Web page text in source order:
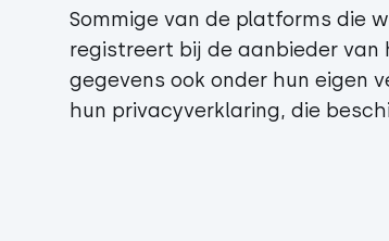
Sommige van de platforms die
registreert bij de aanbieder
gegevens ook onder hun eigen
hun privacyverklaring, die